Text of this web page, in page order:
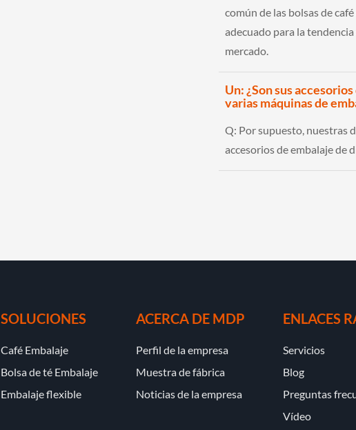
común de las bolsas de
adecuado para la
mercado.
Un: ¿Son sus
varias máquinas de
Q: Por supuesto, nuestras
accesorios de embalaje de
SOLUCIONES
Café Embalaje
Bolsa de té Embalaje
Embalaje flexible
ACERCA DE MDP
Perfil de la empresa
Muestra de fábrica
Noticias de la empresa
ENLACES
Servicios
Blog
Preguntas
Vídeo